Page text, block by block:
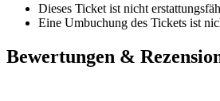
Dieses Ticket ist nicht
Eine Umbuchung des Tickets ist
Bewertungen &